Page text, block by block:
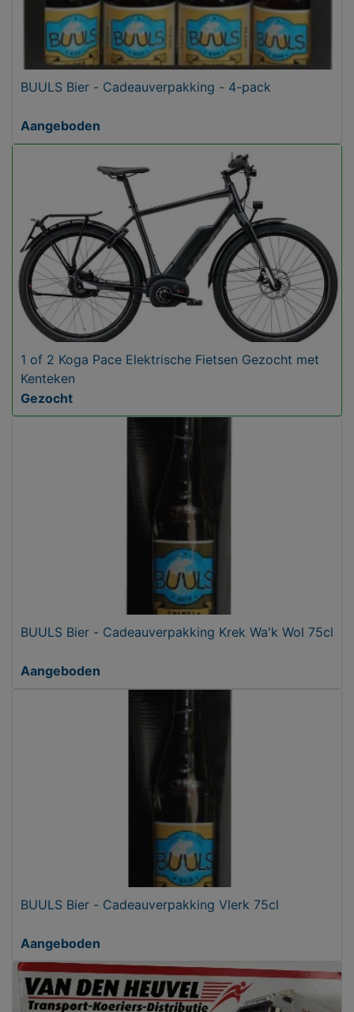
BUULS Bier - Cadeauverpakking - 4-pack
Aangeboden
1 of 2 Koga Pace Elektrische Fietsen Gezocht met
Kenteken
Gezocht
BUULS Bier - Cadeauverpakking Krek Wa'k Wol 75cl
Aangeboden
BUULS Bier - Cadeauverpakking Vlerk 75cl
Aangeboden